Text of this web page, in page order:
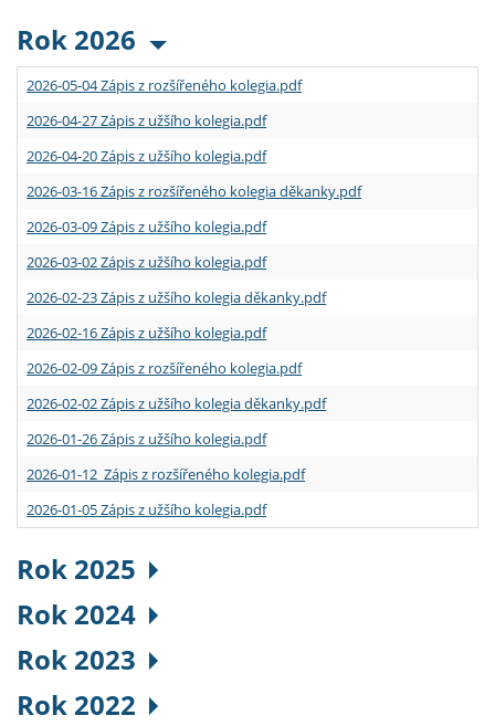
Rok 2026
2026-05-04 Zápis z rozšířeného kolegia.pdf
2026-04-27 Zápis z užšího kolegia.pdf
2026-04-20 Zápis z užšího kolegia.pdf
2026-03-16 Zápis z rozšířeného kolegia děkanky.pdf
2026-03-09 Zápis z užšího kolegia.pdf
2026-03-02 Zápis z užšího kolegia.pdf
2026-02-23 Zápis z užšího kolegia děkanky.pdf
2026-02-16 Zápis z užšího kolegia.pdf
2026-02-09 Zápis z rozšířeného kolegia.pdf
2026-02-02 Zápis z užšího kolegia děkanky.pdf
2026-01-26 Zápis z užšího kolegia.pdf
2026-01-12 Zápis z rozšířeného kolegia.pdf
2026-01-05 Zápis z užšího kolegia.pdf
Rok 2025
Rok 2024
Rok 2023
Rok 2022